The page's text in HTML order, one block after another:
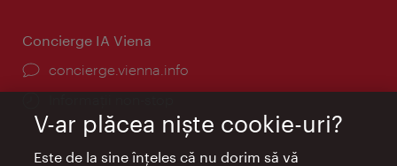
Concierge IA Viena
concierge.vienna.info
V-ar plăcea nişte cookie-uri?
Este de la sine înţeles că nu dorim să vă